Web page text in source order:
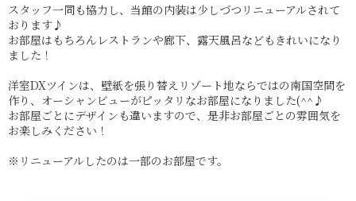
スタッフ一同も協力し、当館の内装は少しづつリニューアルされて
おります♪
お部屋はもちろんレストランや廊下、露天風呂などもきれいになり
ました！
洋室DXツインは、壁紙を張り替えリゾート地ならではの南国空間を
作り、オーシャンビューがピッタリなお部屋になりました(^^♪
お部屋ごとにデザインも違いますので、是非お部屋ごとの雰囲気を
お楽しみください！
※リニューアルしたのは一部のお部屋です。